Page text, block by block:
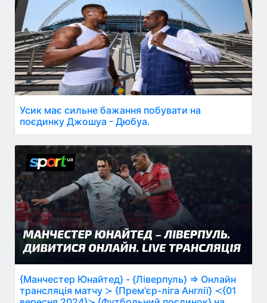
Усик має сильне бажання побувати на
поєдинку Джошуа - Дюбуа.
{Манчестер Юнайтед} - {Ліверпуль} ⇒ Онлайн
трансляція матчу ≻ {Прем'єр-ліга Англії} ≺{01